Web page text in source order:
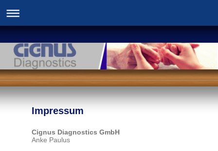
Impressum
Cignus Diagnostics GmbH
Anke Paulus